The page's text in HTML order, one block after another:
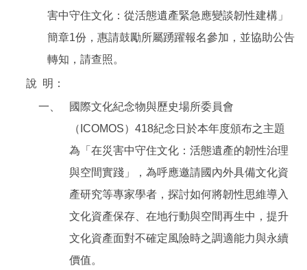
害中守住文化：從活態遺產緊急應變談韌性建構」
簡章1份，惠請鼓勵所屬踴躍報名參加，並協助公告
轉知，請查照。
說 明：
一、
國際文化紀念物與歷史場所委員會
（ICOMOS）418紀念日於本年度頒布之主題
為「在災害中守住文化：活態遺產的韌性治理
與空間實踐」，為呼應邀請國內外具備文化資
產研究等專家學者，探討如何將韌性思維導入
文化資產保存、在地行動與空間再生中，提升
文化資產面對不確定風險時之調適能力與永續
價值。